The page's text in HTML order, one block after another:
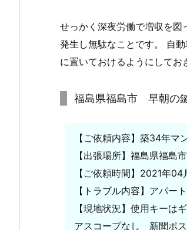
福
島
の
に
よ
る
マ
ン
せっかく深夜労働で増収を
発生し無駄なことです。 自
に置いておけるようにしてお
福島県福島市 早朝の
【ご依頼内容】築34年マ
【出張場所】福島県福島
【ご依頼時間】2021
【トラブル内容】アパー
【現地状況】使用キー
アスコープなし 新聞ポ